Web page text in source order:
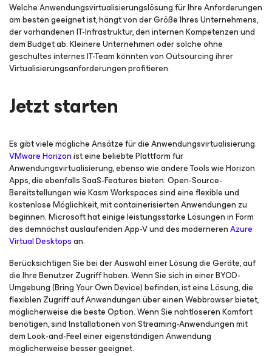
Welche Anwendungsvirtualisierungslösung für Ihre Anforderungen
am besten geeignet ist, hängt von der Größe Ihres Unternehmens,
der vorhandenen IT-Infrastruktur, den internen Kompetenzen und
dem Budget ab. Kleinere Unternehmen oder solche ohne
geschultes internes IT-Team könnten von Outsourcing ihrer
Virtualisierungsanforderungen profitieren.
Jetzt starten
Es gibt viele mögliche Ansätze für die Anwendungsvirtualisierung.
VMware Horizonist eine beliebte Plattform für
Anwendungsvirtualisierung, ebenso wie andere Tools wie Horizon
Apps, die ebenfalls SaaS-Features bieten. Open-Source-
Bereitstellungen wie Kasm Workspaces sind eine flexible und
kostenlose Möglichkeit, mit containerisierten Anwendungen zu
beginnen. Microsoft hat einige leistungsstarke Lösungen in Form
des demnächst auslaufenden App-V und des modernerenAzure
Virtual Desktopsan.
Berücksichtigen Sie bei der Auswahl einer Lösung die Geräte, auf
die Ihre Benutzer Zugriff haben. Wenn Sie sich in einer BYOD-
Umgebung (Bring Your Own Device) befinden, ist eine Lösung, die
flexiblen Zugriff auf Anwendungen über einen Webbrowser bietet,
möglicherweise die beste Option. Wenn Sie nahtloseren Komfort
benötigen, sind Installationen von Streaming-Anwendungen mit
dem Look-and-Feel einer eigenständigen Anwendung
möglicherweise besser geeignet.